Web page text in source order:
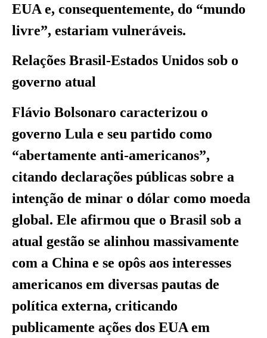
EUA e, consequentemente, do “mundo
livre”, estariam vulneráveis.
Relações Brasil-Estados Unidos sob o
governo atual
Flávio Bolsonaro caracterizou o
governo Lula e seu partido como
“abertamente anti-americanos”,
citando declarações públicas sobre a
intenção de minar o dólar como moeda
global. Ele afirmou que o Brasil sob a
atual gestão se alinhou massivamente
com a China e se opôs aos interesses
americanos em diversas pautas de
política externa, criticando
publicamente ações dos EUA em